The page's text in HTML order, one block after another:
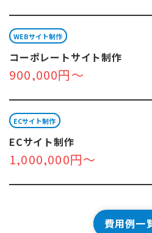
WEBサイト制作
コーポレートサイト制作
900,000円～
ECサイト制作
ECサイト制作
1,000,000円～
費用例一